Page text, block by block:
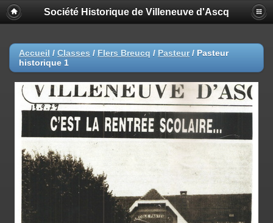
Société Historique de Villeneuve d'Ascq
Accueil / Classes / Flers Breucq / Pasteur/ Pasteur
historique 1